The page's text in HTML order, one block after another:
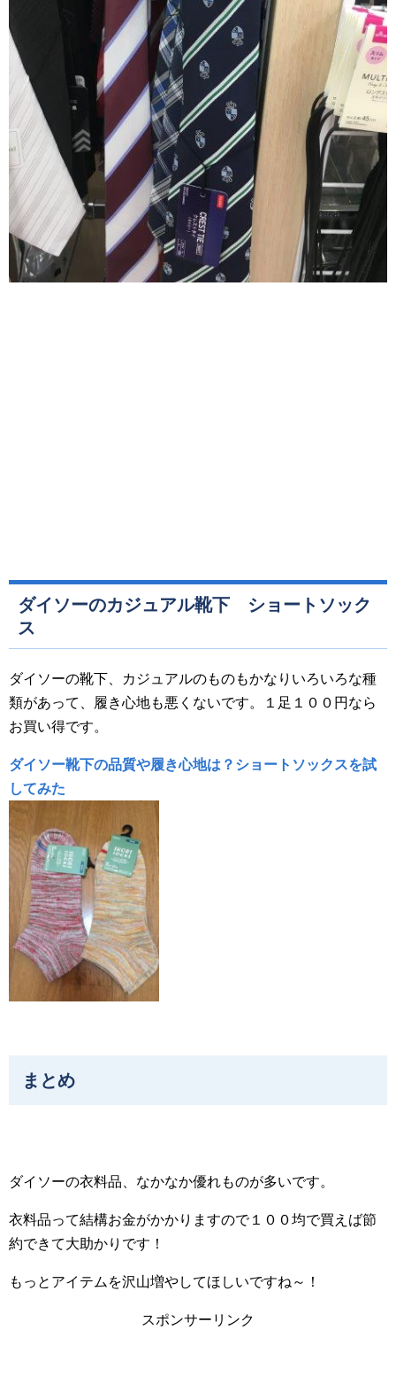
ダイソーのカジュアル靴下 ショートソック
ス
ダイソーの靴下、カジュアルのものもかなりいろいろな種
類があって、履き心地も悪くないです。１足１００円なら
お買い得です。
ダイソー靴下の品質や履き心地は？ショートソックスを試
してみた
まとめ
ダイソーの衣料品、なかなか優れものが多いです。
衣料品って結構お金がかかりますので１００均で買えば節
約できて大助かりです！
もっとアイテムを沢山増やしてほしいですね～！
スポンサーリンク